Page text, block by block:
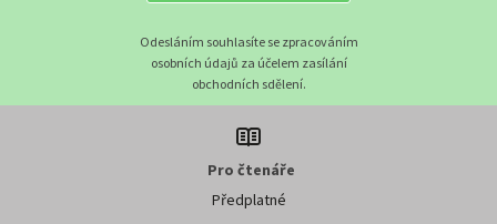
Odesláním souhlasíte se zpracováním
osobních údajů za účelem zasílání
obchodních sdělení.
Pro čtenáře
Předplatné